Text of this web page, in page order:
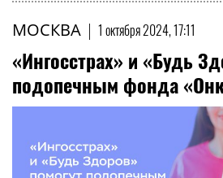
МОСКВА | 1 октября 2024, 17:11
«Ингосстрах» и «Будь
подопечным фонда